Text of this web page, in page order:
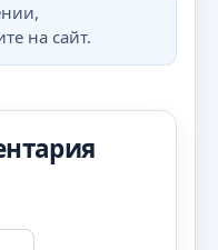
на сайт.